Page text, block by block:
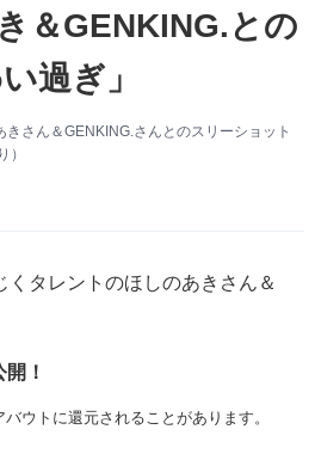
＆GENKING.との
過ぎ」
さん＆GENKING.さんとのスリーショット
）
タレントのほしのあきさん＆
！
ウトに還元されることがあります。